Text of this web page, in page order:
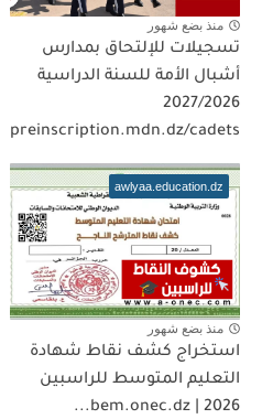
منذ بضع شهور
تسجيلات للإلتحاق بمدارس
أشبال الأمة للسنة الدراسية
2027/2026
preinscription.mdn.dz/cadets
awlyaa.education.dz
منذ بضع شهور
استخراج كشف نقاط شهادة
التعليم المتوسط للراسبين
2026 | bem.onec.dz...